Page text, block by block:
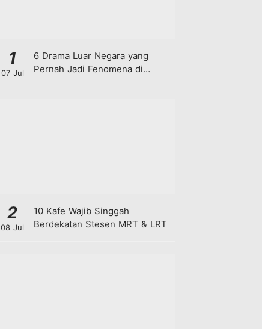
1
07 Jul
6 Drama Luar Negara yang
Pernah Jadi Fenomena di
2
08 Jul
10 Kafe Wajib Singgah
Berdekatan Stesen MRT & LRT